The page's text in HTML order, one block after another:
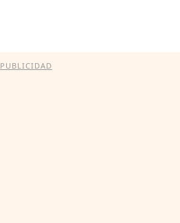
PUBLICIDAD